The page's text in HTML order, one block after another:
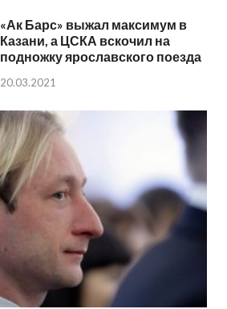
«Ак Барс» выжал максимум в
Казани, а ЦСКА вскочил на
подножку ярославского поезда
20.03.2021